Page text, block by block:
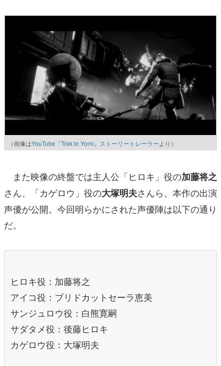
（画像はYouTube『Trek to Yomi』ストーリートレーラーより）
また映像の終盤では主人公「ヒロキ」役の加藤将之
さん、「カゲロウ」役の大塚明夫さんら、本作の出演
声優が公開。今回明らかにされた声優陣は以下の通り
だ。
ヒロキ役：加藤将之
アイコ役：ブリドカットセーラ恵美
サンジュロウ役：白熊寛嗣
サダタメ役：後藤ヒロキ
カゲロウ役：大塚明夫